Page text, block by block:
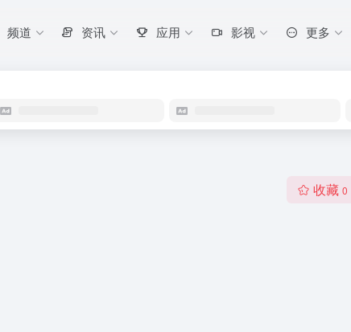
频道 资讯 应用 影视 更多
收藏 0